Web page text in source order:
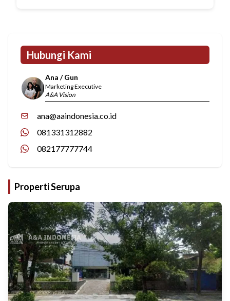
Hubungi Kami
Ana / Gun
Marketing Executive
A&A Vision
ana@aaindonesia.co.id
081331312882
082177777744
Properti Serupa